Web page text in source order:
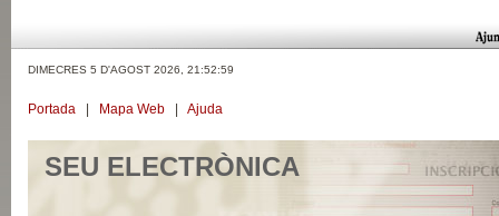
DIMECRES 5 D'AGOST 2026, 21:52:59
Portada Mapa Web Ajuda
SEU ELECTRÒNICA